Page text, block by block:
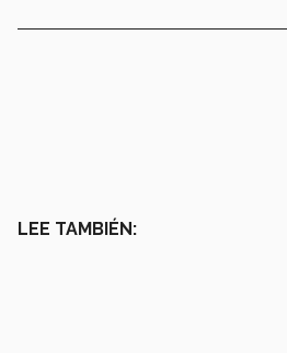
LEE TAMBIÉN: